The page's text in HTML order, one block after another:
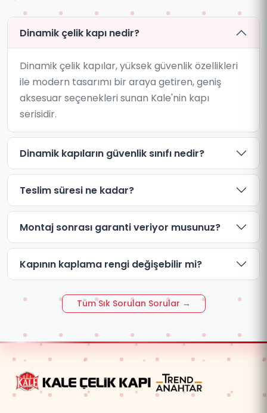
Dinamik çelik kapı nedir?
Dinamik çelik kapılar, yüksek güvenlik özellikleri
ile modern tasarımı bir araya getiren, geniş
aksesuar seçenekleri sunan Kale'nin kapı
serisidir.
Dinamik kapıların güvenlik sınıfı nedir?
Teslim süresi ne kadar?
Montaj sonrası garanti veriyor musunuz?
Kapının kaplama rengi değişebilir mi?
Tüm Sık Sorulan Sorular →